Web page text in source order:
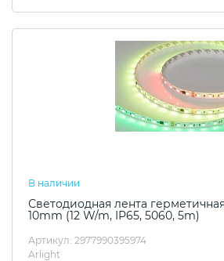
В наличии
Светодиодная лента
10mm (12 W/m, IP65, 5060, 5m)
Артикул: 2977990395974
Arlight